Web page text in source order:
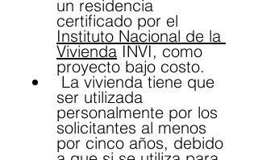
un residencia
certificado por el
Instituto Nacional de la
Vivienda INVI, como
proyecto bajo costo.
La vivienda tiene que
ser utilizada
personalmente por los
solicitantes al menos
por cinco años, debido